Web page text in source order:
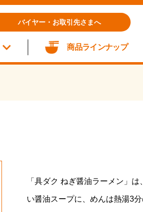
バイヤー・お取引先さまへ
商品ラインナップ
「具ダク ねぎ醤油ラーメン」
い醤油スープに、めんは熱湯3